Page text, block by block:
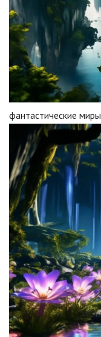
фантастические миры